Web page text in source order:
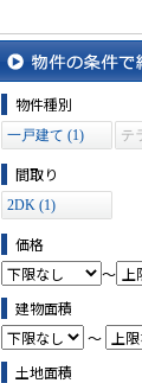
物件の条件で絞り
物件種別
一戸建て (1)
テ
間取り
2DK (1)
価格
～
建物面積
～
土地面積